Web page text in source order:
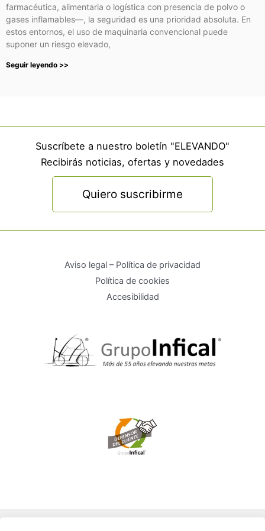
farmacéutica, alimentaria o logística con presencia de polvo o
gases inflamables—, la seguridad es una prioridad absoluta. En
estos entornos, el uso de maquinaria convencional puede
suponer un riesgo elevado,
Seguir leyendo >>
Suscríbete a nuestro boletín "ELEVANDO"
Recibirás noticias, ofertas y novedades
Quiero suscribirme
Aviso legal – Política de privacidad
Política de cookies
Accesibilidad